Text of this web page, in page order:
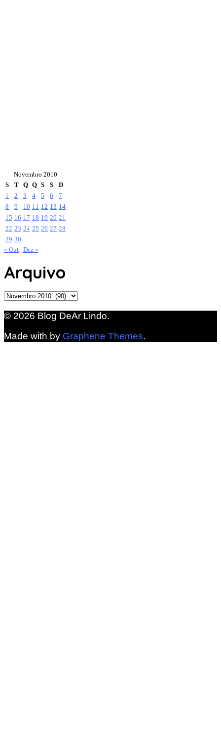
Novembro 2010
S
T Q Q S S
D
1
2 3 4 5 6
7
8
9 10 11 12 13 14
15 16 17 18 19 20 21
22 23 24 25 26 27 28
29 30
« Out Dez »
Arquivo
Arquivo
© 2026 Blog DeAr Lindo.
Made with by Graphene Themes.